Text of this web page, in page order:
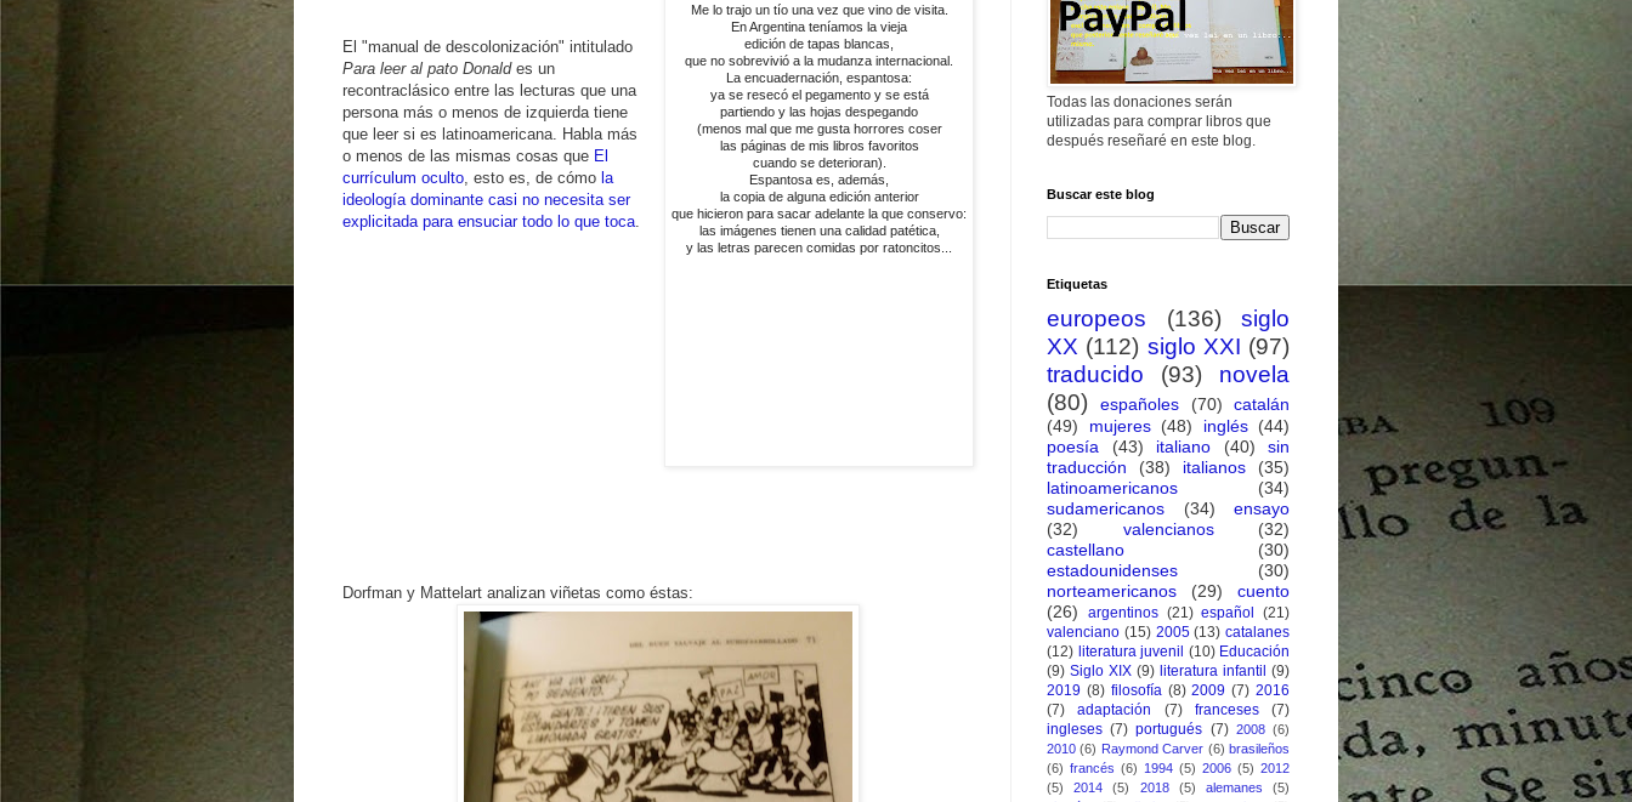
Me lo trajo un tío una vez que vino de visita.
En Argentina teníamos la vieja
edición de tapas blancas,
que no sobrevivió a la mudanza internacional.
La encuadernación, espantosa:
ya se resecó el pegamento y se está
partiendo y las hojas despegando
(menos mal que me gusta horrores coser
las páginas de mis libros favoritos
cuando se deterioran).
Espantosa es, además,
la copia de alguna edición anterior
que hicieron para sacar adelante la que conservo:
las imágenes tienen una calidad patética,
y las letras parecen comidas por ratoncitos...
El "manual de descolonización" intitulado
Para leer al pato Donaldes un
recontraclásico entre las lecturas que una
persona más o menos de izquierda tiene
que leer si es latinoamericana. Habla más
o menos de las mismas cosas que El
currículum oculto , esto es, de cómo la
ideología dominante casi no necesita ser
explicitada para ensuciar todo lo que toca
Dorfman y Mattelart analizan viñetas como éstas:
Todas las donaciones serán
utilizadas para comprar libros que
después reseñaré en este blog.
Buscar este blog
Etiquetas
europeos (136)
siglo
XX (112) siglo XXI (97)
traducido
(93)
novela
(80)
españoles (70)
catalán
(49)
mujeres (48) inglés (44)
poesía
(43) italiano (40)
sin
traducción
(38) italianos
(35)
latinoamericanos
(34)
sudamericanos
(34)
ensayo
(32)
valencianos
(32)
castellano
(30)
estadounidenses
(30)
norteamericanos
(29)
cuento
(26)
argentinos (21) español
(21)
valenciano (15) 2005 (13) catalanes
(12) literatura juvenil (10) Educación
(9) Siglo XIX (9) literatura infantil (9)
2019 (8) filosofía (8) 2009 (7) 2016
(7)
adaptación (7) franceses
(7)
ingleses (7) portugués (7) 2008 (6)
2010 (6) Raymond Carver (6) brasileños
(6) francés (6) 1994 (5) 2006 (5) 2012
(5)
2014 (5) 2018 (5) alemanes
(5)